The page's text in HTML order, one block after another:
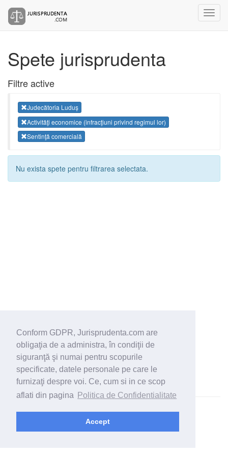
Conform GDPR, Jurisprudenta.com are
obligaţia de a administra, în condiţii de
siguranţă şi numai pentru scopurile
specificate, datele personale pe care le
furnizaţi despre voi. Ce, cum si in ce scop
aflati din pagina
Politica de Confidentialitate
Accept
Spete jurisprudenta
Filtre active
Judecătoria Luduș
Activităţi economice (infracţiuni privind regimul lor)
Sentinţă comercială
Nu exista spete pentru filtrarea selectata.
© 2026 - Jurisprudenta.com -Cautare-Termeni si conditii